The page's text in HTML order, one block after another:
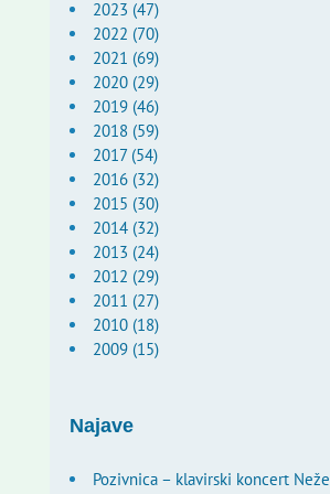
2023 (47)
2022 (70)
2021 (69)
2020 (29)
2019 (46)
2018 (59)
2017 (54)
2016 (32)
2015 (30)
2014 (32)
2013 (24)
2012 (29)
2011 (27)
2010 (18)
2009 (15)
Najave
Pozivnica – klavirski koncert Neže